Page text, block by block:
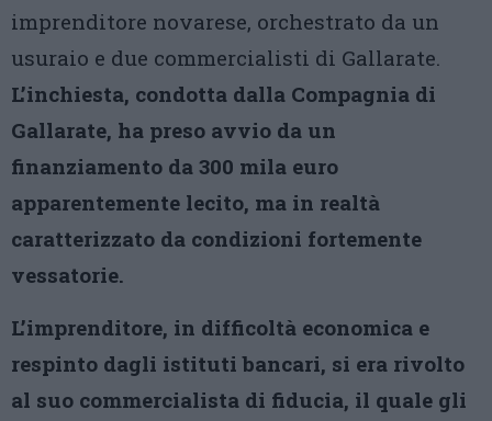
imprenditore novarese, orchestrato da un
usuraio e due commercialisti di Gallarate.
L’inchiesta, condotta dalla Compagnia di
Gallarate, ha preso avvio da un
finanziamento da 300 mila euro
apparentemente lecito, ma in realtà
caratterizzato da condizioni fortemente
vessatorie.
L’imprenditore, in difficoltà economica e
respinto dagli istituti bancari, si era rivolto
al suo commercialista di fiducia, il quale gli